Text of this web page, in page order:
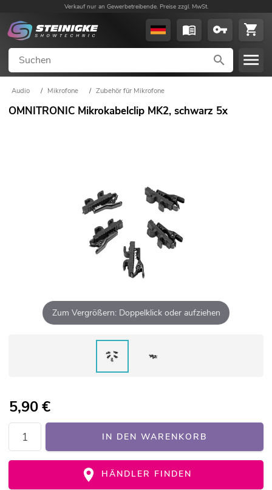
Verkauf nur an Gewerbetreibende. Preise zzgl. MwSt.
Audio / Mikrofone / Zubehör für Mikrofone
OMNITRONIC Mikrokabelclip MK2, schwarz 5x
Zum Vergrößern: Doppelklick oder aufziehen
5,90€
IN DEN WARENKORB
HÄNDLER FINDEN